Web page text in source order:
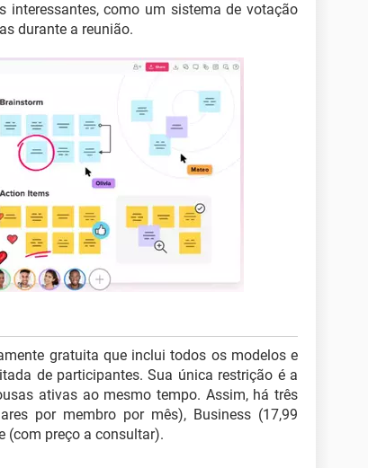
interessantes, como um sistema de votação
durante a reunião.
gratuita que inclui todos os modelos e
de participantes. Sua única restrição é a
ativas ao mesmo tempo. Assim, há três
por membro por mês), Business (17,99
(com preço a consultar).